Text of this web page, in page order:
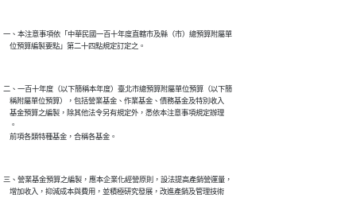
一、本注意事項依「中華民國一百十年度直轄市及縣（市）總預算附屬單
二、一百十年度（以下簡稱本年度）臺北市總預算附屬單位預算（以下簡
    稱附屬單位預算），包括營業基金、作業基金、債務基金及特別收入
    基金預算之編製，除其他法令另有規定外，悉依本注意事項規定辦理
    。
三、營業基金預算之編製，應本企業化經營原則，設法提高產銷營運量，
    增加收入，抑減成本與費用，並積極研究發展，改進產銷及管理技術